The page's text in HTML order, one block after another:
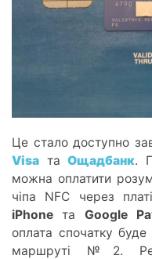
Це стало доступно
Visa таОщадбанк.
можна оплатити
чіпа NFC через
iPhone та Google
оплата спочатку
маршруті №2.